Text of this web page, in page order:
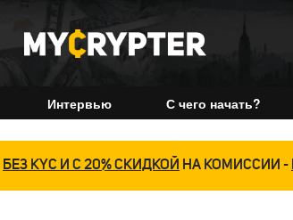
Интервью С чего начать?
БЕЗ KYC И С 20% СКИДКОЙ НА КОМИССИИ -